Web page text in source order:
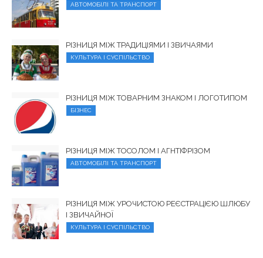
АВТОМОБІЛІ ТА ТРАНСПОРТ
РІЗНИЦЯ МІЖ ТРАДИЦІЯМИ І ЗВИЧАЯМИ
КУЛЬТУРА І СУСПІЛЬСТВО
РІЗНИЦЯ МІЖ ТОВАРНИМ ЗНАКОМ І ЛОГОТИПОМ
БІЗНЕС
РІЗНИЦЯ МІЖ ТОСОЛОМ І АГНТІФРІЗОМ
АВТОМОБІЛІ ТА ТРАНСПОРТ
РІЗНИЦЯ МІЖ УРОЧИСТОЮ РЕЄСТРАЦІЄЮ ШЛЮБУ
І ЗВИЧАЙНОЇ
КУЛЬТУРА І СУСПІЛЬСТВО